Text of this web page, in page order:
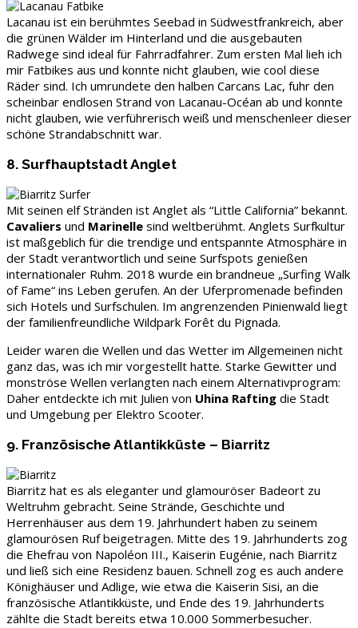
Lacanau ist ein berühmtes Seebad in Südwestfrankreich, aber
die grünen Wälder im Hinterland und die ausgebauten
Radwege sind ideal für Fahrradfahrer. Zum ersten Mal lieh ich
mir Fatbikes aus und konnte nicht glauben, wie cool diese
Räder sind. Ich umrundete den halben Carcans Lac, fuhr den
scheinbar endlosen Strand von Lacanau-Océan ab und konnte
nicht glauben, wie verführerisch weiß und menschenleer dieser
schöne Strandabschnitt war.
8. Surfhauptstadt Anglet
Mit seinen elf Stränden ist Anglet als “Little California” bekannt.
Cavaliers und Marinelle sind weltberühmt. Anglets Surfkultur
ist maßgeblich für die trendige und entspannte Atmosphäre in
der Stadt verantwortlich und seine Surfspots genießen
internationaler Ruhm. 2018 wurde ein brandneue „Surfing Walk
of Fame“ ins Leben gerufen. An der Uferpromenade befinden
sich Hotels und Surfschulen. Im angrenzenden Pinienwald liegt
der familienfreundliche Wildpark Forêt du Pignada.
Leider waren die Wellen und das Wetter im Allgemeinen nicht
ganz das, was ich mir vorgestellt hatte. Starke Gewitter und
monströse Wellen verlangten nach einem Alternativprogram:
Daher entdeckte ich mit Julien von Uhina Rafting die Stadt
und Umgebung per Elektro Scooter.
9. Französische Atlantikküste – Biarritz
Biarritz hat es als eleganter und glamouröser Badeort zu
Weltruhm gebracht. Seine Strände, Geschichte und
Herrenhäuser aus dem 19. Jahrhundert haben zu seinem
glamourösen Ruf beigetragen. Mitte des 19. Jahrhunderts zog
die Ehefrau von Napoléon III., Kaiserin Eugénie, nach Biarritz
und ließ sich eine Residenz bauen. Schnell zog es auch andere
Könighäuser und Adlige, wie etwa die Kaiserin Sisi, an die
französische Atlantikküste, und Ende des 19. Jahrhunderts
zählte die Stadt bereits etwa 10.000 Sommerbesucher.